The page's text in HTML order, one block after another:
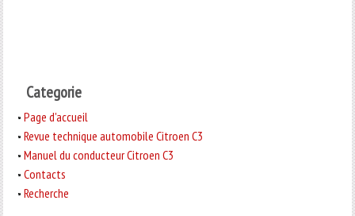
Categorie
Page d'accueil
Revue technique automobile Citroen C3
Manuel du conducteur Citroen C3
Contacts
Recherche